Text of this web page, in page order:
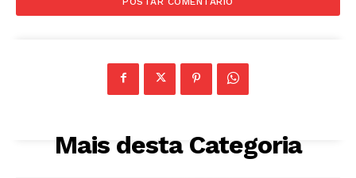
Mais desta Categoria